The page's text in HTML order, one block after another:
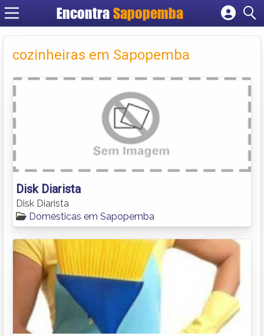
Encontra Sapopemba
Cadastrar empresa
Criar conta
cozinheiras em Sapopemba
Disk Diarista
Disk Diarista
Domésticas em Sapopemba